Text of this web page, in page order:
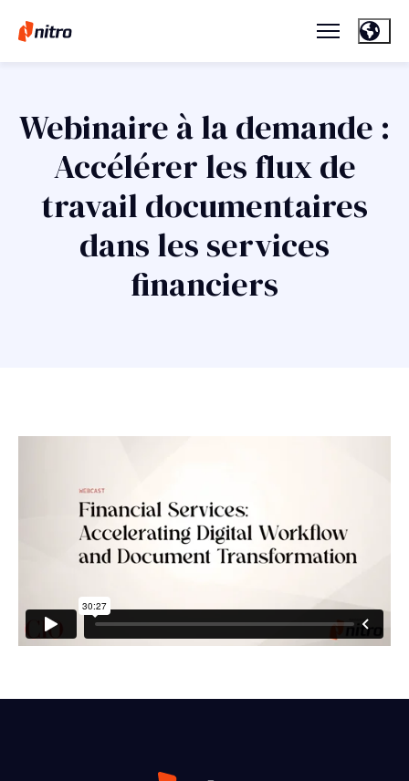
Webinaire à la demande :
Accélérer les flux de
travail documentaires
dans les services
financiers